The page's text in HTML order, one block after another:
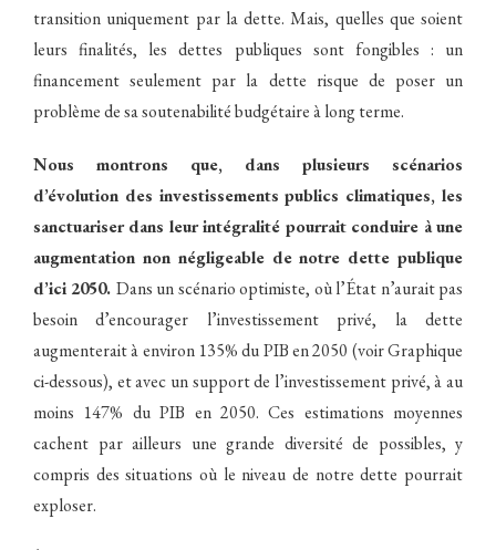
transition uniquement par la dette. Mais, quelles que soient
leurs finalités, les dettes publiques sont fongibles : un
financement seulement par la dette risque de poser un
problème de sa soutenabilité budgétaire à long terme.
Nous montrons que, dans plusieurs scénarios
d’évolution des investissements publics climatiques, les
sanctuariser dans leur intégralité pourrait conduire à une
augmentation non négligeable de notre dette publique
d’ici 2050. Dans un scénario optimiste, où l’État n’aurait pas
besoin d’encourager l’investissement privé, la dette
augmenterait à environ 135% du PIB en 2050 (voir Graphique
ci-dessous), et avec un support de l’investissement privé, à au
moins 147% du PIB en 2050. Ces estimations moyennes
cachent par ailleurs une grande diversité de possibles, y
compris des situations où le niveau de notre dette pourrait
exploser.